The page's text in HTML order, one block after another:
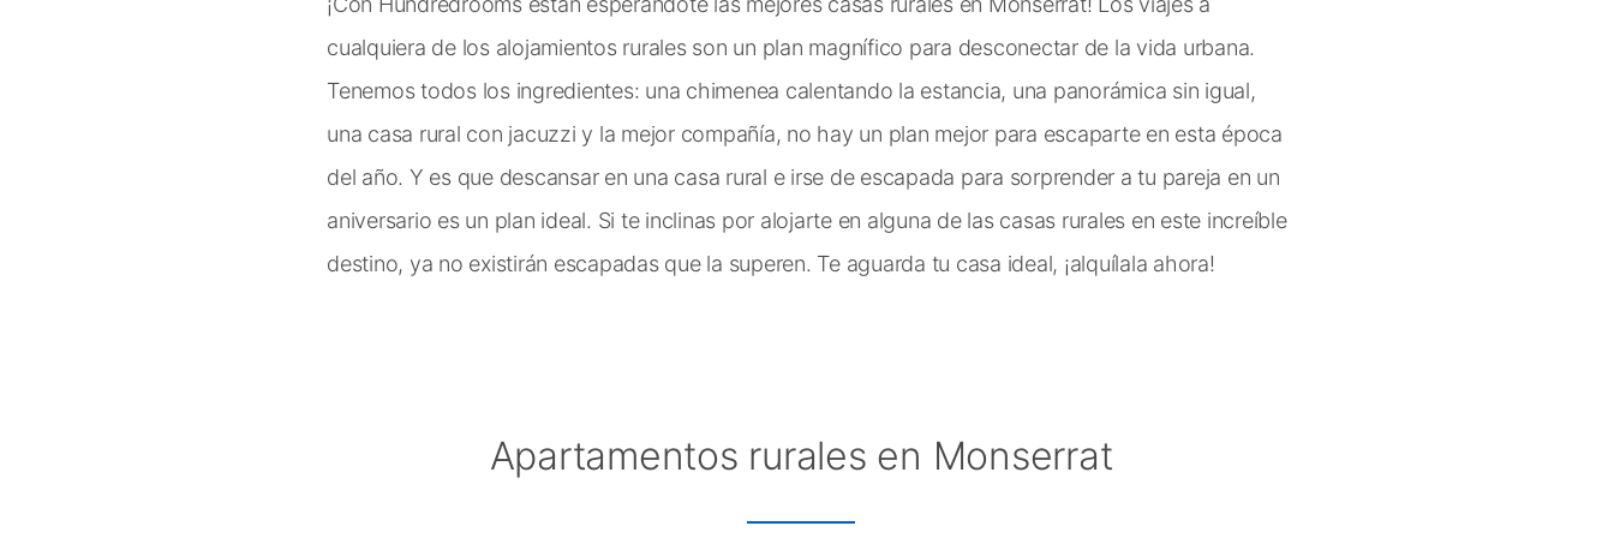
cualquiera de los alojamientos rurales son un plan magnífico para desconectar de la vida urbana.
Tenemos todos los ingredientes: una chimenea calentando la estancia, una panorámica sin igual,
una casa rural con jacuzzi y la mejor compañía, no hay un plan mejor para escaparte en esta época
del año. Y es que descansar en una casa rural e irse de escapada para sorprender a tu pareja en un
aniversario es un plan ideal. Si te inclinas por alojarte en alguna de las casas rurales en este increíble
destino, ya no existirán escapadas que la superen. Te aguarda tu casa ideal, ¡alquílala ahora!
Apartamentos rurales en Monserrat